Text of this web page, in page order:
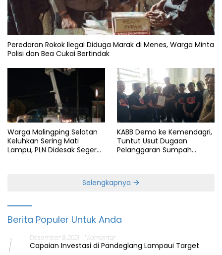
Peredaran Rokok Ilegal Diduga Marak di Menes, Warga Minta
Polisi dan Bea Cukai Bertindak
Warga Malingping Selatan
Keluhkan Sering Mati
Lampu, PLN Didesak Segera
KABB Demo ke Kemendagri,
Tuntut Usut Dugaan
Pelanggaran Sumpah
Selengkapnya
Berita Populer Untuk Anda
1 Desember 8, 2021 1 Komentar
Capaian Investasi di Pandeglang Lampaui Target